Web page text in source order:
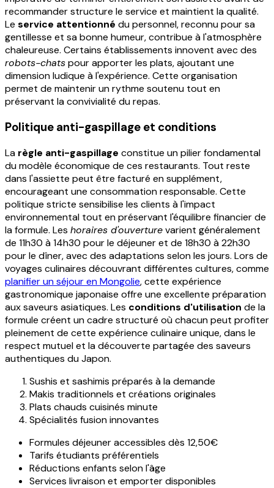
recommander structure le service et maintient la qualité.
Le service attentionné du personnel, reconnu pour sa
gentillesse et sa bonne humeur, contribue à l'atmosphère
chaleureuse. Certains établissements innovent avec des
robots-chatspour apporter les plats, ajoutant une
dimension ludique à l'expérience. Cette organisation
permet de maintenir un rythme soutenu tout en
préservant la convivialité du repas.
Politique anti-gaspillage et conditions
La règle anti-gaspillage constitue un pilier fondamental
du modèle économique de ces restaurants. Tout reste
dans l'assiette peut être facturé en supplément,
encourageant une consommation responsable. Cette
politique stricte sensibilise les clients à l'impact
environnemental tout en préservant l'équilibre financier de
la formule. Les horaires d'ouverturevarient généralement
de 11h30 à 14h30 pour le déjeuner et de 18h30 à 22h30
pour le dîner, avec des adaptations selon les jours. Lors de
voyages culinaires découvrant différentes cultures, comme
planifier un séjour en Mongolie, cette expérience
gastronomique japonaise offre une excellente préparation
aux saveurs asiatiques. Les conditions d'utilisation de la
formule créent un cadre structuré où chacun peut profiter
pleinement de cette expérience culinaire unique, dans le
respect mutuel et la découverte partagée des saveurs
authentiques du Japon.
Sushis et sashimis préparés à la demande
Makis traditionnels et créations originales
Plats chauds cuisinés minute
Spécialités fusion innovantes
Formules déjeuner accessibles dès 12,50€
Tarifs étudiants préférentiels
Réductions enfants selon l'âge
Services livraison et emporter disponibles